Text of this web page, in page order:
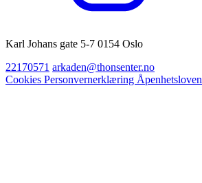
Karl Johans gate 5-7 0154 Oslo
22170571 arkaden@thonsenter.no
Cookies Personvernerklæring Åpenhetsloven